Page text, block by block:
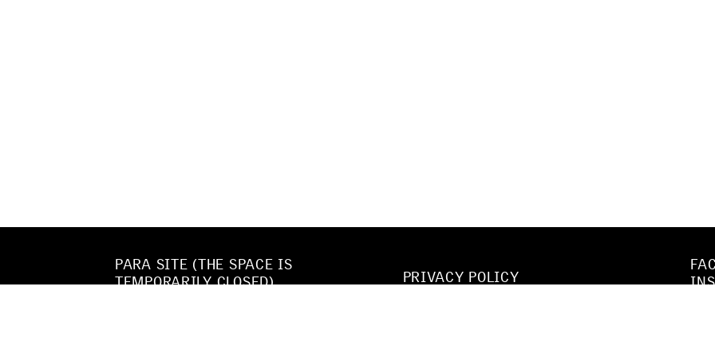
PARA SITE (THE SPACE IS
TEMPORARILY CLOSED)
PRIVACY POLICY